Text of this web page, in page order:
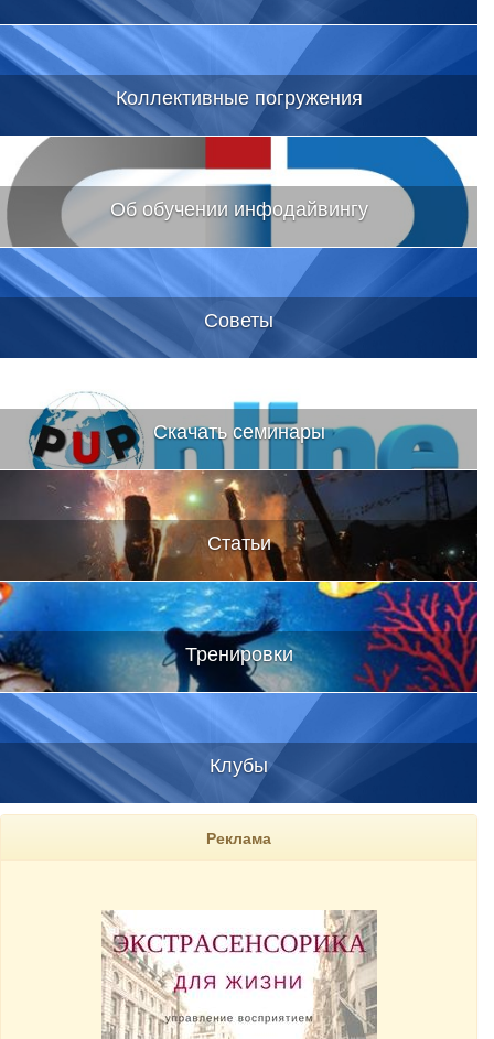
Коллективные погружения
Об обучении инфодайвингу
Советы
Скачать семинары
Статьи
Тренировки
Клубы
Реклама